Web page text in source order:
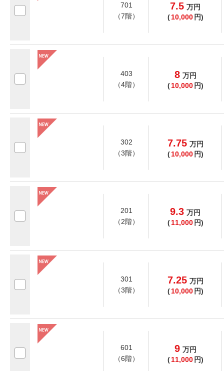
701
（7階）
7.5 万円
( 10,000 円)
403
（4階）
8 万円
( 10,000 円)
302
（3階）
7.75 万円
( 10,000 円)
201
（2階）
9.3 万円
( 11,000 円)
301
（3階）
7.25 万円
( 10,000 円)
601
（6階）
9 万円
( 11,000 円)